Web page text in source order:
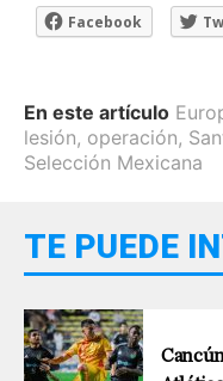
Facebook
En este artículo
lesión, operación,
Selección Mexicana
TE PUEDE